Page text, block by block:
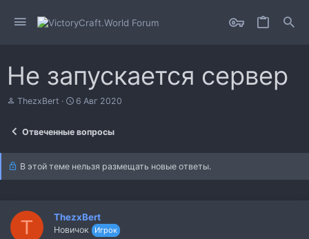
Не запускается сервер
А
е
м
ThezxBert
Д
а
ч
а
6 Авг 2020
Отвеченные вопросы
В этой теме нельзя размещать новые ответы.
T ThezxBert
Новичок Игрок